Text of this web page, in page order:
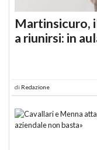
Martinsicuro,
a riunirsi: in
di Redazione